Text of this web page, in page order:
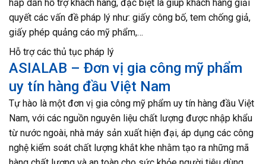
hấp dẫn hỗ trợ khách hàng, đặc biệt là giúp khách hàng giải
quyết các vấn đề pháp lý như: giấy công bố, tem chống giả,
giấy phép quảng cáo mỹ phẩm,…
Hỗ trợ các thủ tục pháp lý
ASIALAB – Đơn vị gia công mỹ phẩm
uy tín hàng đầu Việt Nam
Tự hào là một đơn vị gia công mỹ phẩm uy tín hàng đầu Việt
Nam, với các nguồn nguyên liệu chất lượng được nhập khẩu
từ nước ngoài, nhà máy sản xuất hiện đại, áp dụng các công
nghệ kiểm soát chất lượng khắt khe nhằm tạo ra những mã